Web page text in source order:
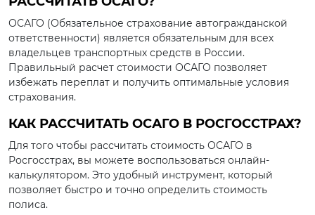
ОСАГО (Обязательное страхование автогражданской
ответственности) является обязательным для всех
владельцев транспортных средств в России.
Правильный расчет стоимости ОСАГО позволяет
избежать переплат и получить оптимальные условия
страхования.
КАК РАССЧИТАТЬ ОСАГО В РОСГОССТРАХ?
Для того чтобы рассчитать стоимость ОСАГО в
Росгосстрах, вы можете воспользоваться онлайн-
калькулятором. Это удобный инструмент, который
позволяет быстро и точно определить стоимость
полиса.